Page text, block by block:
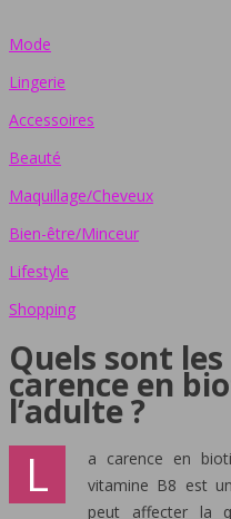
Mode
Lingerie
Accessoires
Beauté
Maquillage/Cheveux
Bien-être/Minceur
Lifestyle
Shopping
Quels sont les
carence en
l’adulte ?
L
a carence en
vitamine B8 est
peut affecter la